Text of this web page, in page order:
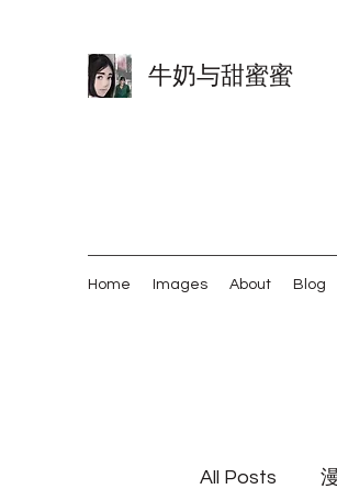
牛奶与甜蜜蜜
Home Images About Blog
All Posts